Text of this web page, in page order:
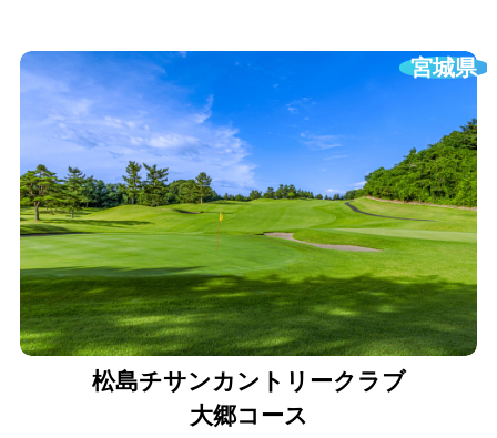
松島チサンカントリークラブ
大郷コース
宮城県